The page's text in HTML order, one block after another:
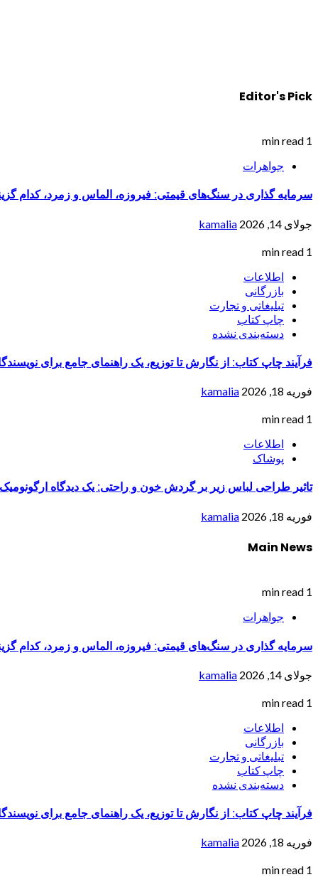
Editor's Pick
1 min read
جواهرات
سرمایه گذاری در سنگ‌های قیمتی: فیروزه، الماس و زمرد، کدام
جولای 14, 2026 kamalia
1 min read
اطلاعات
بازرگانی
تبلیغاتی و تجارت
چاپ کتاب
دسته‌بندی نشده
فرآیند چاپ کتاب: از نگارش تا توزیع، یک راهنمای جامع برای
فوریه 18, 2026 kamalia
1 min read
اطلاعات
پوشاک
تاثیر طراحی لباس زیر بر گردش خون و راحتی: یک دیدگاه ارگونومیک
فوریه 18, 2026 kamalia
Main News
1 min read
جواهرات
سرمایه گذاری در سنگ‌های قیمتی: فیروزه، الماس و زمرد، کدام
جولای 14, 2026 kamalia
1 min read
اطلاعات
بازرگانی
تبلیغاتی و تجارت
چاپ کتاب
دسته‌بندی نشده
فرآیند چاپ کتاب: از نگارش تا توزیع، یک راهنمای جامع برای
فوریه 18, 2026 kamalia
1 min read